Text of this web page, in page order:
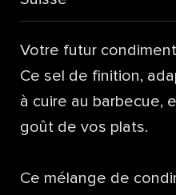
Votre futur
Ce sel de finition,
à cuire au barbecue,
goût de vos plats.
Ce mélange de